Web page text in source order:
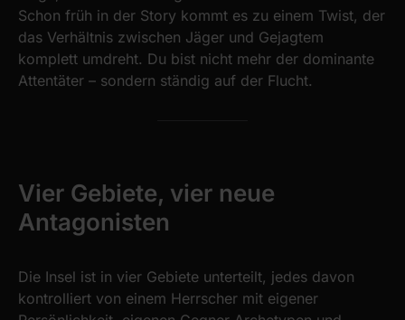
Schon früh in der Story kommt es zu einem Twist, der
das Verhältnis zwischen Jäger und Gejagtem
komplett umdreht. Du bist nicht mehr der dominante
Attentäter – sondern ständig auf der Flucht.
Vier Gebiete, vier neue
Antagonisten
Die Insel ist in vier Gebiete unterteilt, jedes davon
kontrolliert von einem Herrscher mit eigener